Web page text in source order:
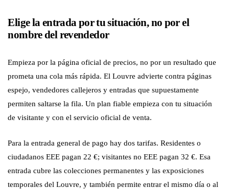
Elige la entrada por tu situación, no por el
nombre del revendedor
Empieza por la página oficial de precios, no por un resultado que
prometa una cola más rápida. El Louvre advierte contra páginas
espejo, vendedores callejeros y entradas que supuestamente
permiten saltarse la fila. Un plan fiable empieza con tu situación
de visitante y con el servicio oficial de venta.
Para la entrada general de pago hay dos tarifas. Residentes o
ciudadanos EEE pagan 22 €; visitantes no EEE pagan 32 €. Esa
entrada cubre las colecciones permanentes y las exposiciones
temporales del Louvre, y también permite entrar el mismo día o al